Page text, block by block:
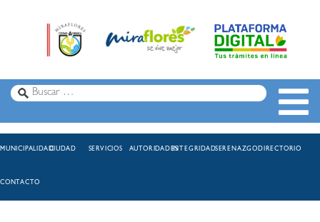
MUNICIPALIDADCIUDAD SERVICIOS AUTORIDADESINTEGRIDADSERENAZGODIRECTORIO
CONTACTO